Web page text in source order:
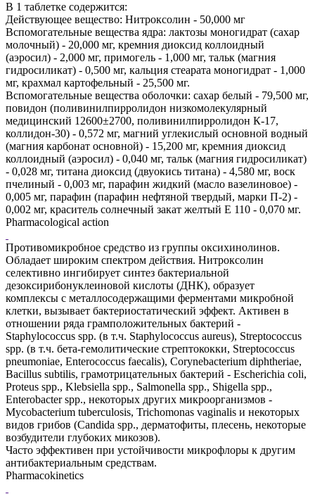
В 1 таблетке содержится:
Действующее вещество: Нитроксолин - 50,000 мг
Вспомогательные вещества ядра: лактозы моногидрат (сахар
молочный) - 20,000 мг, кремния диоксид коллоидный
(аэросил) - 2,000 мг, примогель - 1,000 мг, тальк (магния
гидросиликат) - 0,500 мг, кальция стеарата моногидрат - 1,000
мг, крахмал картофельный - 25,500 мг.
Вспомогательные вещества оболочки: сахар белый - 79,500 мг,
повидон (поливинилпирролидон низкомолекулярный
медицинский 12600±2700, поливинилпирролидон К-17,
коллидон-30) - 0,572 мг, магний углекислый основной водный
(магния карбонат основной) - 15,200 мг, кремния диоксид
коллоидный (аэросил) - 0,040 мг, тальк (магния гидросиликат)
- 0,028 мг, титана диоксид (двуокись титана) - 4,580 мг, воск
пчелиный - 0,003 мг, парафин жидкий (масло вазелиновое) -
0,005 мг, парафин (парафин нефтяной твердый, марки П-2) -
0,002 мг, краситель солнечный закат желтый Е 110 - 0,070 мг.
Pharmacological action
Противомикробное средство из группы оксихинолинов.
Обладает широким спектром действия. Нитроксолин
селективно ингибирует синтез бактериальной
дезоксирибонуклеиновой кислоты (ДНК), образует
комплексы с металлосодержащими ферментами микробной
клетки, вызывает бактериостатический эффект. Активен в
отношении ряда грамположительных бактерий -
Staphylococcus spp. (в т.ч. Staphylococcus aureus), Streptococcus
spp. (в т.ч. бета-гемолитические стрептококки, Streptococcus
pneumoniae, Enterococcus faecalis), Corynebacterium diphtheriae,
Bacillus subtilis, грамотрицательных бактерий - Escherichia coli,
Proteus spp., Klebsiella spp., Salmonella spp., Shigella spp.,
Enterobacter spp., некоторых других микроорганизмов -
Mycobacterium tuberculosis, Trichomonas vaginalis и некоторых
видов грибов (Candida spp., дерматофиты, плесень, некоторые
возбудители глубоких микозов).
Часто эффективен при устойчивости микрофлоры к другим
антибактериальным средствам.
Pharmacokinetics